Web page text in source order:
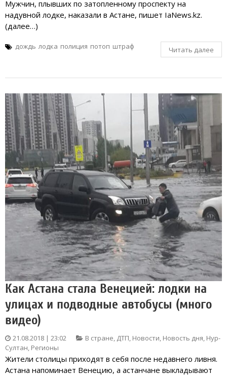
Мужчин, плывших по затопленному проспекту на
надувной лодке, наказали в Астане, пишет IaNews.kz.
(далее…)
дождь лодка полиция потоп штраф Читать далее
Как Астана стала Венецией: лодки на
улицах и подводные автобусы (много
видео)
21.08.2018 | 23:02 В стране, ДТП, Новости, Новость дня, Нур-
Султан, Регионы
Жители столицы приходят в себя после недавнего ливня.
Астана напоминает Венецию, а астанчане выкладывают